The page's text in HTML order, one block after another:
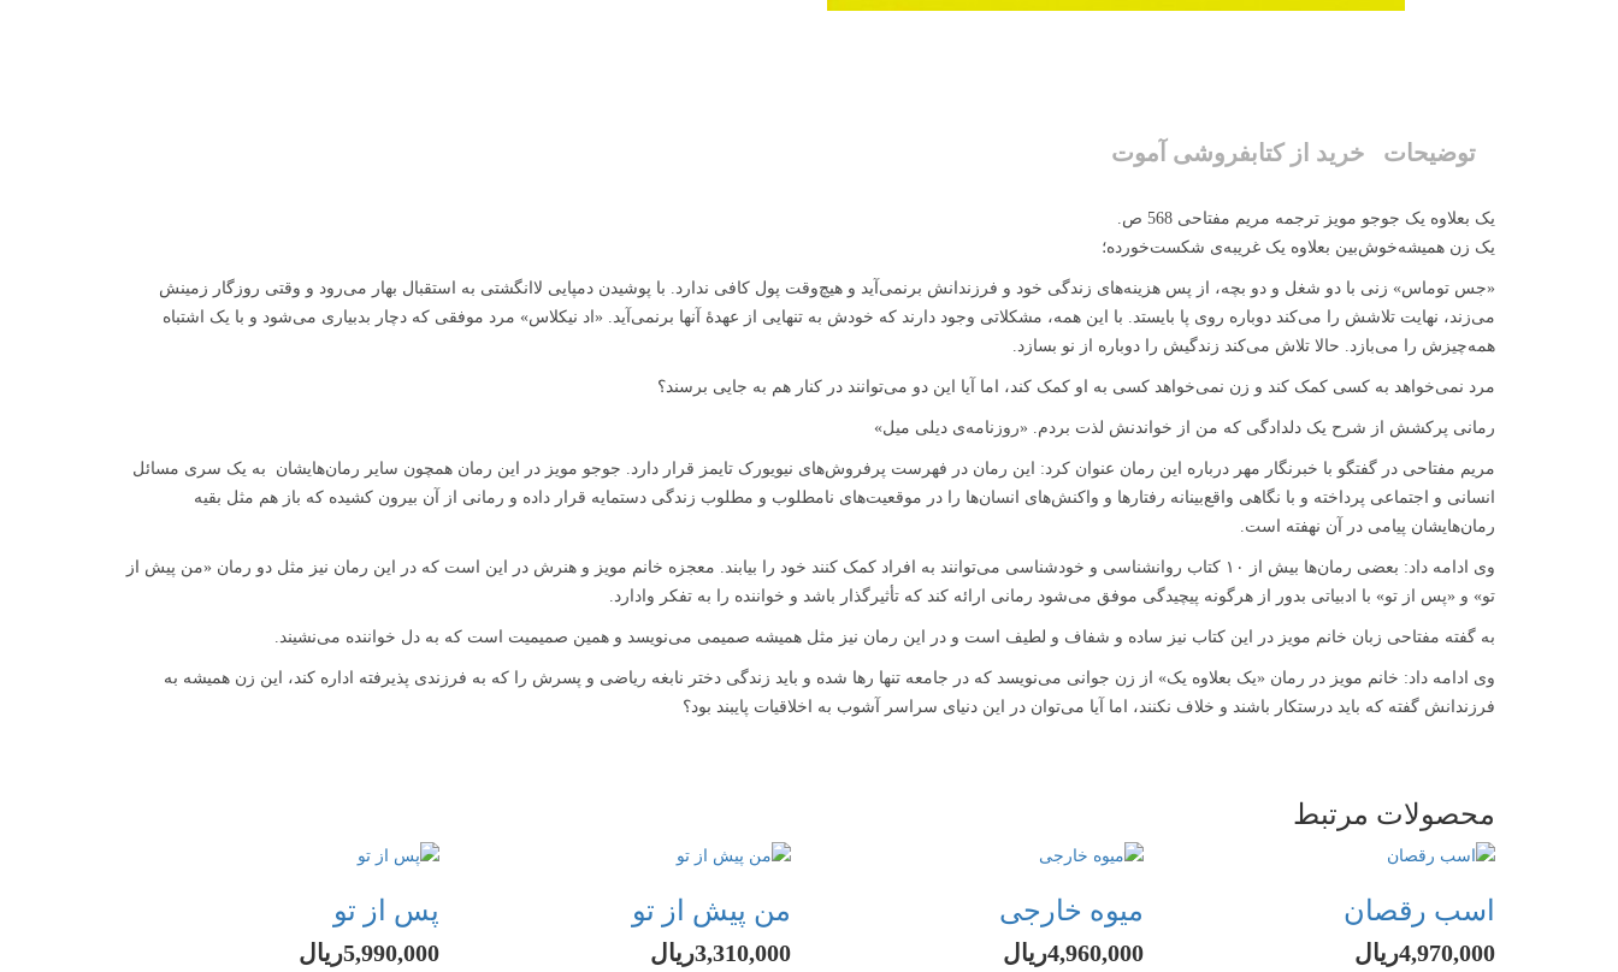
توضیحات خرید از کتابفروشی آموت
یک بعلاوه یک جوجو مویز ترجمه مریم مفتاحی 568 ص.
یک زن همیشه‌خوش‌بین بعلاوه یک غریبه‌ی شکست‌خورده؛
«جس توماس» زنی با دو شغل و دو بچه، از پس هزینه‌های زندگی خود و فرزندانش برنمی‌آید و هیچ‌وقت پول کافی ندارد. با پوشیدن دمپایی لاانگشتی به استقبال بهار می‌رود و وقتی روزگار زمینش
می‌زند، نهایت تلاشش را می‌کند دوباره روی پا بایستد. با این همه، مشکلاتی وجود دارند که خودش به تنهایی از عهدۀ آنها برنمی‌آید. «اد نیکلاس» مرد موفقی که دچار بدبیاری می‌شود و با یک اشتباه
همه‌چیزش را می‌بازد. حالا تلاش می‌کند زندگیش را دوباره از نو بسازد.
مرد نمی‌خواهد به کسی کمک کند و زن نمی‌خواهد کسی به او کمک کند، اما آیا این دو می‌توانند در کنار هم به جایی برسند؟
رمانی پرکشش از شرح یک دلدادگی که من از خواندنش لذت بردم. «روزنامه‌ی دیلی میل»
مریم مفتاحی در گفتگو با خبرنگار مهر درباره این رمان عنوان کرد: این رمان در فهرست پرفروش‌های نیویورک تایمز قرار دارد. جوجو مویز در این رمان همچون سایر رمان‌هایشان به یک سری مسائل
انسانی و اجتماعی پرداخته و با نگاهی واقع‌بینانه رفتارها و واکنش‌های انسان‌ها را در موقعیت‌های نامطلوب و مطلوب زندگی دستمایه قرار داده و رمانی از آن بیرون کشیده که باز هم مثل بقیه
رمان‌هایشان پیامی در آن نهفته است.
وی ادامه داد: بعضی رمان‌ها بیش از ۱۰ کتاب روانشناسی و خودشناسی می‌توانند به افراد کمک کنند خود را بیابند. معجزه خانم مویز و هنرش در این است که در این رمان نیز مثل دو رمان «من پیش از
تو» و «پس از تو» با ادبیاتی بدور از هرگونه پیچیدگی موفق می‌شود رمانی ارائه کند که تأثیرگذار باشد و خواننده را به تفکر وادارد.
به گفته مفتاحی زبان خانم مویز در این کتاب نیز ساده و شفاف و لطیف است و در این رمان نیز مثل همیشه صمیمی می‌نویسد و همین صمیمیت است که به دل خواننده می‌نشیند.
وی ادامه داد: خانم مویز در رمان «یک بعلاوه یک» از زن جوانی می‌نویسد که در جامعه تنها رها شده و باید زندگی دختر نابغه ریاضی و پسرش را که به فرزندی پذیرفته اداره کند، این زن همیشه به
فرزندانش گفته که باید درستکار باشند و خلاف نکنند، اما آیا می‌توان در این دنیای سراسر آشوب به اخلاقیات پایبند بود؟
محصولات مرتبط
اسب رقصان
4,970,000ریال
میوه خارجی
4,960,000ریال
من پیش از تو
3,310,000ریال
پس از تو
5,990,000ریال